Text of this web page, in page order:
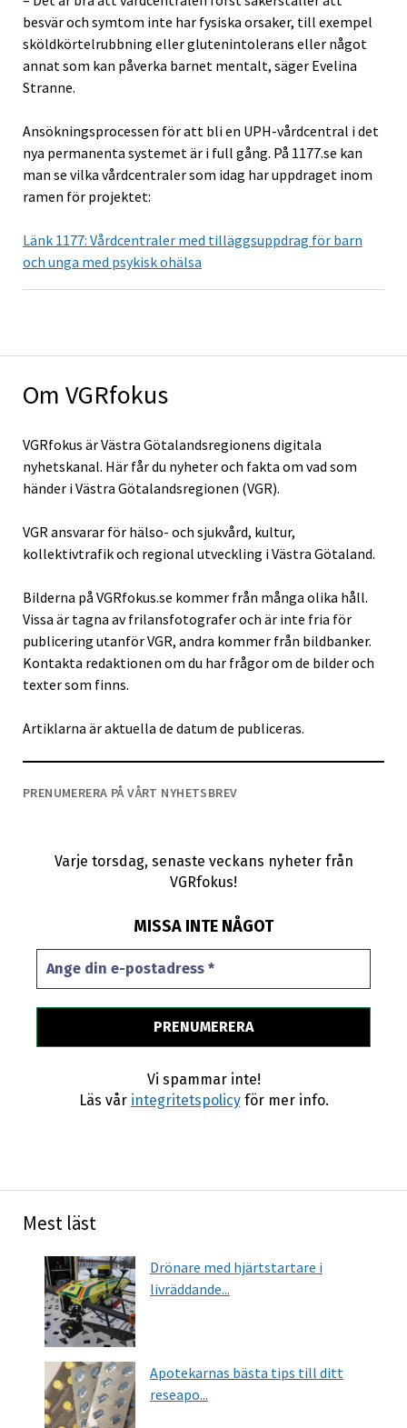
Om VGRfokus
VGRfokus är Västra Götalandsregionens digitala
nyhetskanal. Här får du nyheter och fakta om vad som
händer i Västra Götalandsregionen (VGR).
VGR ansvarar för hälso- och sjukvård, kultur,
kollektivtrafik och regional utveckling i Västra Götaland.
Bilderna på VGRfokus.se kommer från många olika håll.
Vissa är tagna av frilansfotografer och är inte fria för
publicering utanför VGR, andra kommer från bildbanker.
Kontakta redaktionen om du har frågor om de bilder och
texter som finns.
Artiklarna är aktuella de datum de publiceras.
PRENUMERERA PÅ VÅRT NYHETSBREV
Varje torsdag, senaste veckans nyheter från
VGRfokus!
MISSA INTE NÅGOT
Vi spammar inte!
Läs vår integritetspolicyför mer info.
besvär och symtom inte har fysiska orsaker, till exempel
sköldkörtelrubbning eller glutenintolerans eller något
annat som kan påverka barnet mentalt, säger Evelina
Stranne.
Ansökningsprocessen för att bli en UPH-vårdcentral i det
nya permanenta systemet är i full gång. På 1177.se kan
man se vilka vårdcentraler som idag har uppdraget inom
ramen för projektet:
Länk 1177: Vårdcentraler med tilläggsuppdrag för barn
och unga med psykisk ohälsa
Mest läst
Drönare med hjärtstartare i
livräddande...
Apotekarnas bästa tips till ditt
reseapo...